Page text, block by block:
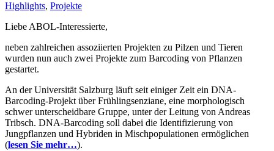
Highlights, Projekte
Liebe ABOL-Interessierte,
neben zahlreichen assoziierten Projekten zu Pilzen und Tieren
wurden nun auch zwei Projekte zum Barcoding von Pflanzen
gestartet.
An der Universität Salzburg läuft seit einiger Zeit ein DNA-
Barcoding-Projekt über Frühlingsenziane, eine morphologisch
schwer unterscheidbare Gruppe, unter der Leitung von Andreas
Tribsch. DNA-Barcoding soll dabei die Identifizierung von
Jungpflanzen und Hybriden in Mischpopulationen ermöglichen
(lesen Sie mehr…).